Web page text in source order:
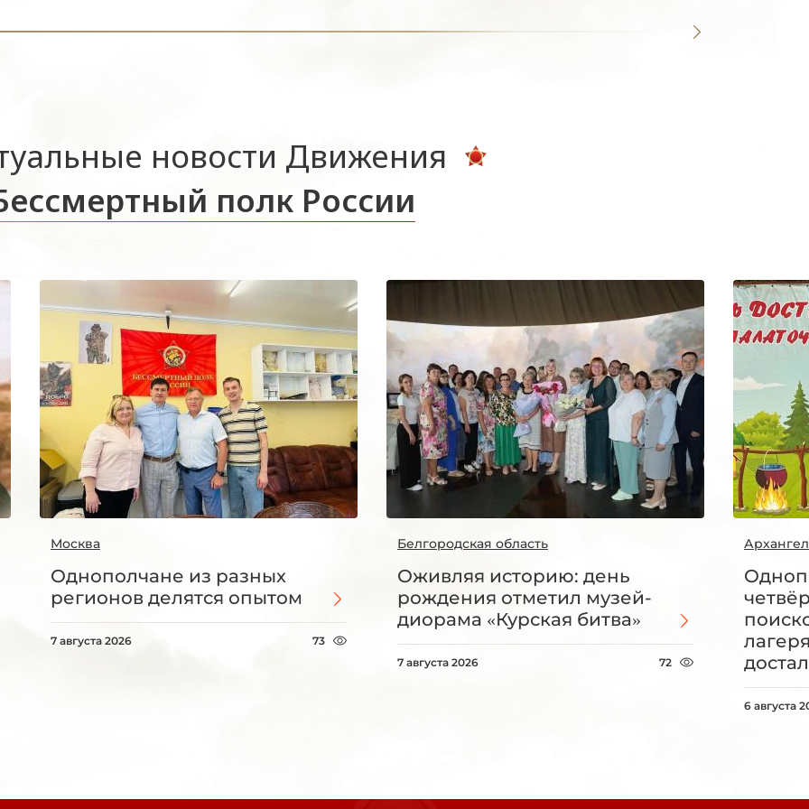
новости Движения
полк России
Москва
Однополчане из разных
регионов делятся опытом
7 августа 2026 73
Белгородская область
Оживляя историю: день
рождения отметил музей-
диорама «Курская битва»
7 августа 2026 72
6 августа